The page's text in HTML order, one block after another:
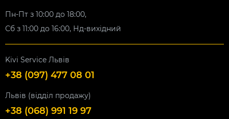
Пн-Пт з 10:00 до 18:00,
Сб з 11:00 до 16:00, Нд-вихідний
Kivi Service Львів
+38 (097) 477 08 01
Львів (відділ продажу)
+38 (068) 991 19 97